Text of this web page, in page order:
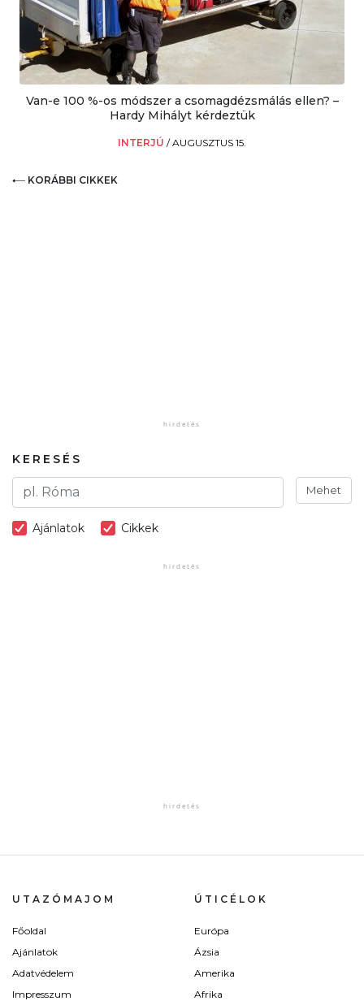
Van-e 100 %-os módszer a csomagdézsmálás ellen? –
Hardy Mihályt kérdeztük
INTERJÚ /AUGUSZTUS 15.
KORÁBBI CIKKEK
KERESÉS
Mehet
Ajánlatok Cikkek
UTAZÓMAJOM
Főoldal
Ajánlatok
Adatvédelem
Impresszum
ÚTICÉLOK
Európa
Ázsia
Amerika
Afrika